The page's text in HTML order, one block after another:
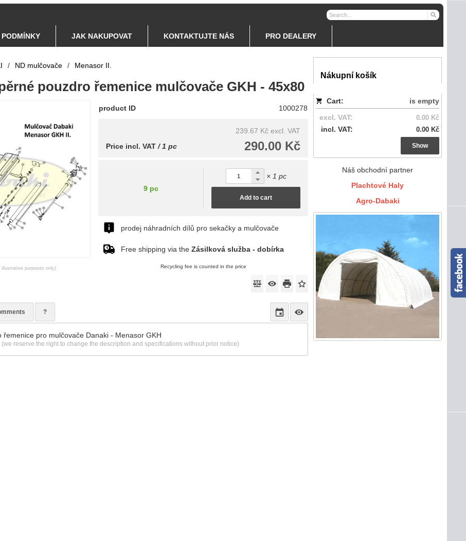
JAK NAKUPOVAT KONTAKTUJTE NÁS PRO DEALERY
Nákupní košík
Cart:
is empty
excl. VAT:
0.00 Kč
incl. VAT: 0.00 Kč
Show
Náš obchodní partner
Plachtové Haly
Agro-Dabaki
/ ND mulčovače / Menasor II.
pouzdro řemenice mulčovače GKH - 45x80
illustrative purposes only)
product ID 1000278
239.67 Kč excl. VAT
290.00 Kč
Price incl. VAT / 1 pc
9 pc
× 1 pc
Add to cart
prodej náhradních dílů pro sekačky a mulčovače
Free shipping via the Zásilková služba - dobírka
Recycling fee is counted in the price
?
řemenice pro mulčovače Danaki - Menasor GKH
(we reserve the right to change the description and specifications without prior notice)